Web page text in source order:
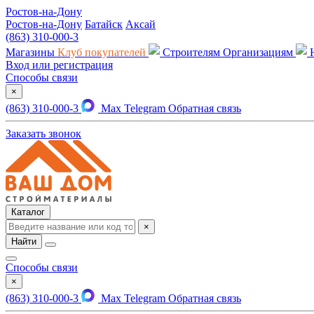
Ростов-на-Дону
Ростов-на-Дону Батайск Аксай
(863) 310-000-3
Магазины Клуб покупателей Строителям Организациям
Вход или регистрация
Способы связи
×
(863) 310-000-3 Max Telegram Обратная связь
Заказать звонок
Каталог
×
Найти
Способы связи
×
(863) 310-000-3 Max Telegram Обратная связь